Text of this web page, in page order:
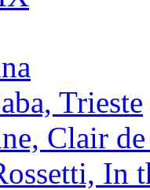
Trieste
Clair
In